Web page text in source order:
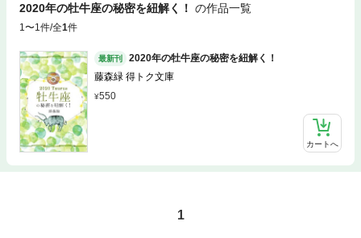
2020年の牡牛座の秘密を紐解く！ の作品一覧
1〜1件/全1件
最新刊
2020年の牡牛座の秘密を紐解く！
藤森緑 得トク文庫
550
カートへ
1